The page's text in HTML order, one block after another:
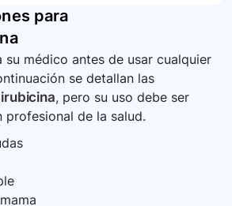
la piel o de las uñas.
Consulte a su farmacéutico o
instrucciones específicas.
estar atento a
manejarlos, seguir todas las
equipo médico y nunca
o el calendario de tratamiento
su médico. Además, se
la lactancia antes de
para
su médico antes de usar cualquier
se detallan las
, pero su uso debe ser
profesional de la salud.